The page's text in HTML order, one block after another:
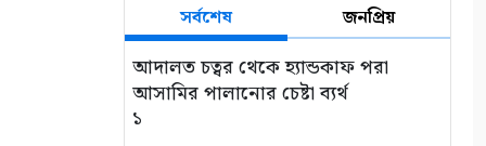
সর্বশেষ জনপ্রিয়
আদালত চত্বর থেকে হ্যান্ডকাফ পরা
আসামির পালানোর চেষ্টা ব্যর্থ
১